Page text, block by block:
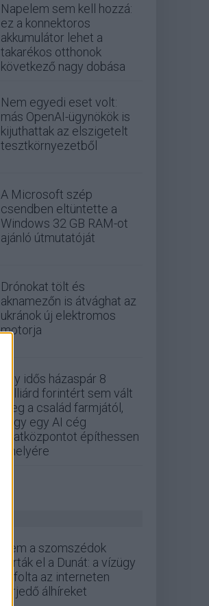
Napelem sem kell hozzá:
ez a konnektoros
akkumulátor lehet a
takarékos otthonok
következő nagy dobása
Nem egyedi eset volt:
más OpenAI-ügynökök is
kijuthattak az elszigetelt
tesztkörnyezetből
A Microsoft szép
csendben eltüntette a
Windows 32 GB RAM-ot
ajánló útmutatóját
Drónokat tölt és
aknamezőn is átvághat az
ukránok új elektromos
motorja
Egy idős házaspár 8
milliárd forintért sem vált
meg a család farmjától,
hogy egy AI cég
adatközpontot építhessen
a helyére
Nem a szomszédok
zárták el a Dunát: a vízügy
cáfolta az interneten
terjedő álhíreket